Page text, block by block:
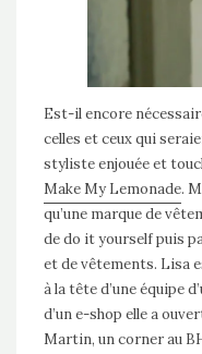
Est-il encore
celles et ceux qui
styliste enjouée et
Make My Lemonade.
qu’une marque de
de do it yourself puis
et de vêtements. Lisa
à la tête d’une équipe
d’un e-shop elle a
Martin, un corner au